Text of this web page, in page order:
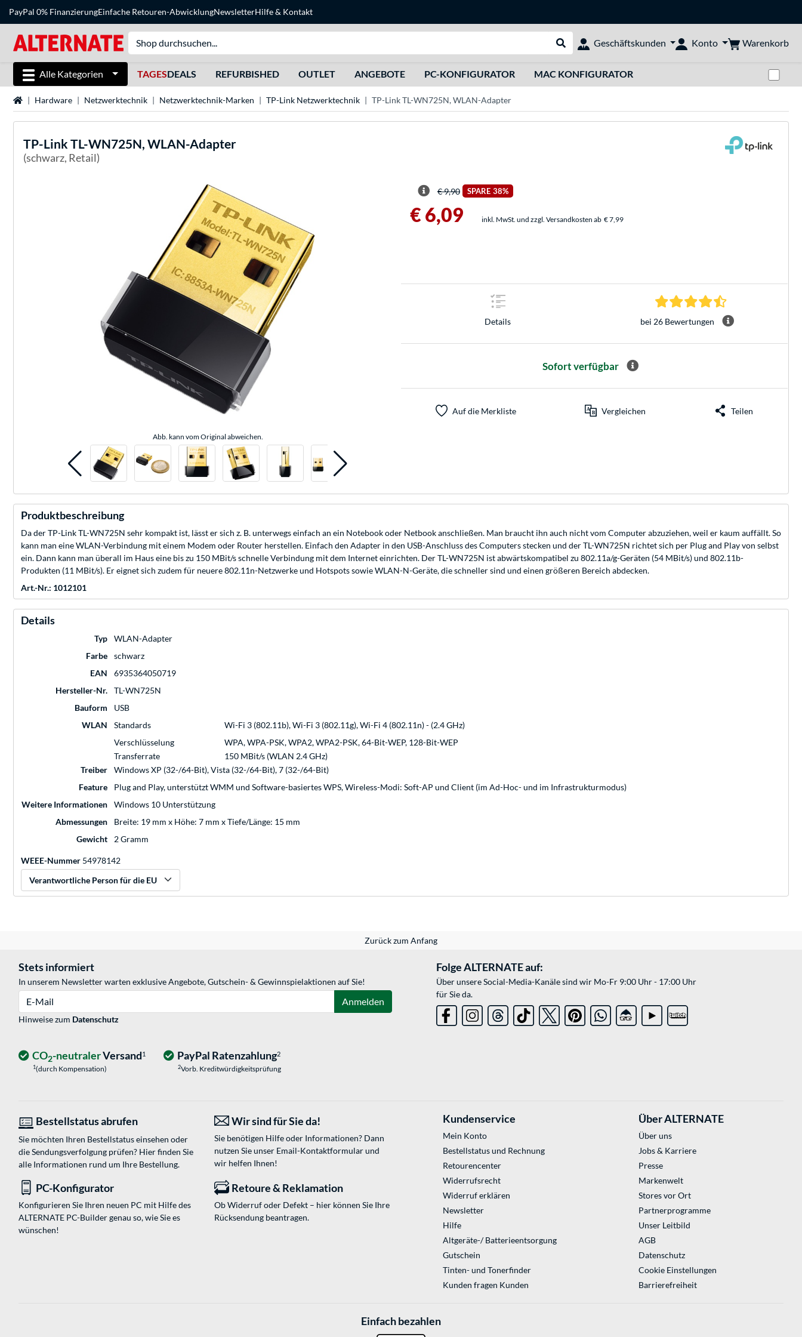
PayPal 0% FinanzierungEinfache Retouren-AbwicklungNewsletterHilfe& Kontakt
Suche durchführen
Geschäftskunden Konto Warenkorb
Alle Kategorien TAGESDEALS REFURBISHED OUTLET ANGEBOTE PC-KONFIGURATOR MAC KONFIGURATOR
StartseiteHardware Netzwerktechnik Netzwerktechnik-Marken TP-Link Netzwerktechnik TP-Link TL-WN725N, WLAN-Adapter
TP-Link TL-WN725N, WLAN-Adapter
(schwarz, Retail)
Abb. kann vom Original abweichen.
€ 9,90 SPARE 38%
€ 6,09 inkl. MwSt. und zzgl. Versandkosten ab € 7,99
Details
4.4 Sterne bei 26
bei 26 Bewertungen
Sofort verfügbar
Auf die Merkliste Vergleichen Teilen
Produktbeschreibung
Da der TP-Link TL-WN725N sehr kompakt ist, lässt er sich z. B. unterwegs einfach an ein Notebook oder Netbook anschließen. Man braucht ihn auch nicht vom Computer abzuziehen, weil er kaum auffällt. So
kann man eine WLAN-Verbindung mit einem Modem oder Router herstellen. Einfach den Adapter in den USB-Anschluss des Computers stecken und der TL-WN725N richtet sich per Plug and Play von selbst
ein. Dann kann man überall im Haus eine bis zu 150 MBit/s schnelle Verbindung mit dem Internet einrichten. Der TL-WN725N ist abwärtskompatibel zu 802.11a/g-Geräten (54 MBit/s) und 802.11b-
Produkten (11 MBit/s). Er eignet sich zudem für neuere 802.11n-Netzwerke und Hotspots sowie WLAN-N-Geräte, die schneller sind und einen größeren Bereich abdecken.
Art.-Nr.: 1012101
Details
Typ
WLAN-Adapter
Farbe
schwarz
EAN
6935364050719
Hersteller-Nr.
TL-WN725N
Bauform
USB
WLAN
Standards
Wi-Fi 3 (802.11b), Wi-Fi 3 (802.11g), Wi-Fi 4 (802.11n) - (2.4 GHz)
Verschlüsselung
WPA, WPA-PSK, WPA2, WPA2-PSK, 64-Bit-WEP, 128-Bit-WEP
Transferrate
150 MBit/s (WLAN 2.4 GHz)
Treiber
Windows XP (32-/64-Bit), Vista (32-/64-Bit), 7 (32-/64-Bit)
Feature
Plug and Play, unterstützt WMM und Software-basiertes WPS, Wireless-Modi: Soft-AP und Client (im Ad-Hoc- und im Infrastrukturmodus)
Weitere Informationen
Windows 10 Unterstützung
Abmessungen
Breite: 19 mm x Höhe: 7 mm x Tiefe/Länge: 15 mm
Gewicht
2 Gramm
WEEE-Nummer 54978142
Verantwortliche Person für die EU
Zurück zum Anfang
Stets informiert
In unserem Newsletter warten exklusive Angebote, Gutschein- & Gewinnspielaktionen auf Sie!
Anmelden
Hinweise zum Datenschutz
Folge ALTERNATE auf:
Über unsere Social-Media-Kanäle sind wir Mo-Fr 9:00 Uhr - 17:00 Uhr
für Sie da.
CO2-neutralerVersand1
1(durch Kompensation)
PayPal Ratenzahlung2
2Vorb. Kreditwürdigkeitsprüfung
Bestellstatus abrufen
Sie möchten Ihren Bestellstatus einsehen oder
die Sendungsverfolgung prüfen? Hier finden Sie
alle Informationen rund um Ihre Bestellung.
Wir sind für Sie da!
Sie benötigen Hilfe oder Informationen? Dann
nutzen Sie unser Email-Kontaktformularund
wir helfen Ihnen!
PC-Konfigurator
Konfigurieren Sie Ihren neuen PC mit Hilfe des
ALTERNATE PC-Builder genau so, wie Sie es
wünschen!
Retoure & Reklamation
Ob Widerruf oder Defekt – hier können Sie Ihre
Rücksendung beantragen.
Kundenservice
Mein Konto
Bestellstatus und Rechnung
Retourencenter
Widerrufsrecht
Widerruf erklären
Newsletter
Hilfe
Altgeräte-/ Batterieentsorgung
Gutschein
Tinten- und Tonerfinder
Kunden fragen Kunden
Über ALTERNATE
Über uns
Jobs & Karriere
Presse
Markenwelt
Stores vor Ort
Partnerprogramme
Unser Leitbild
AGB
Datenschutz
Cookie Einstellungen
Barrierefreiheit
Einfach bezahlen